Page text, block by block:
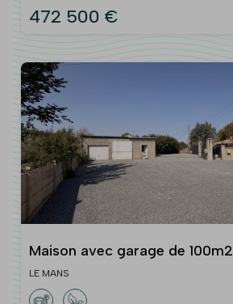
472 500 €
Maison avec garage de 100m2
LE MANS